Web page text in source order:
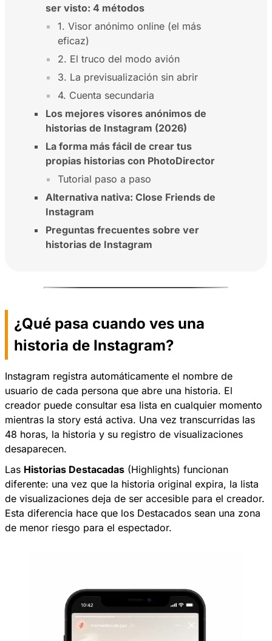
ser visto: 4 métodos
1. Visor anónimo online (el más
eficaz)
2. El truco del modo avión
3. La previsualización sin abrir
4. Cuenta secundaria
Los mejores visores anónimos de
historias de Instagram (2026)
La forma más fácil de crear tus
propias historias con PhotoDirector
Tutorial paso a paso
Alternativa nativa: Close Friends de
Instagram
Preguntas frecuentes sobre ver
historias de Instagram
¿Qué pasa cuando ves una
historia de Instagram?
Instagram registra automáticamente el nombre de
usuario de cada persona que abre una historia. El
creador puede consultar esa lista en cualquier momento
mientras la story está activa. Una vez transcurridas las
48 horas, la historia y su registro de visualizaciones
desaparecen.
Las Historias Destacadas (Highlights) funcionan
diferente: una vez que la historia original expira, la lista
de visualizaciones deja de ser accesible para el creador.
Esta diferencia hace que los Destacados sean una zona
de menor riesgo para el espectador.